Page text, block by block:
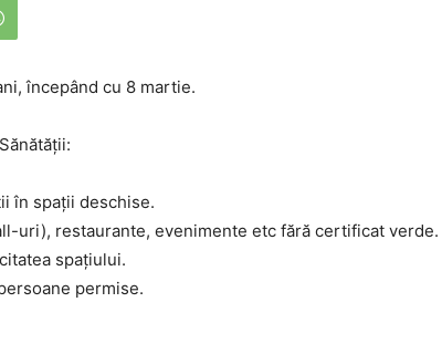
începând cu 8 martie.
în spații deschise.
uri), restaurante, evenimente etc fără certificat verde.
spațiului.
permise.